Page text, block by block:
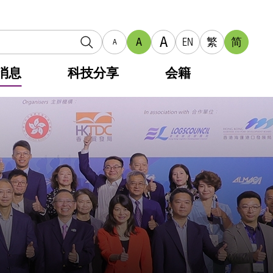
A A A EN 繁 简
息 科技分享 会籍